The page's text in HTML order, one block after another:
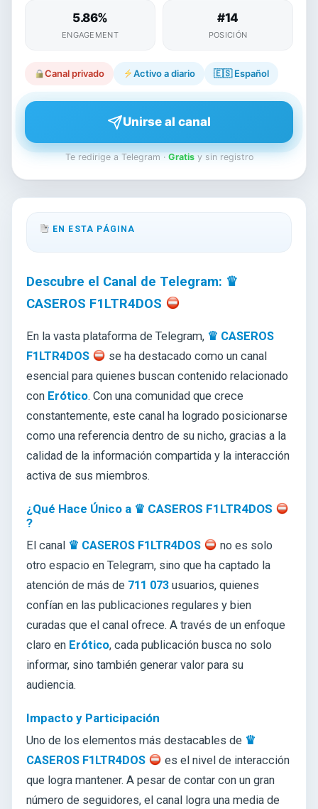
5.86%
ENGAGEMENT
#14
POSICIÓN
Canal privado Activo a diario 🇪🇸Español
Unirse al canal
Te redirige a Telegram · Gratisy sin registro
EN ESTA PÁGINA
Descubre el Canal de Telegram: ♛
CASEROS F1LTR4DOS
En la vasta plataforma de Telegram, ♛ CASEROS
F1LTR4DOS
se ha destacado como un canal
esencial para quienes buscan contenido relacionado
con Erótico. Con una comunidad que crece
constantemente, este canal ha logrado posicionarse
como una referencia dentro de su nicho, gracias a la
calidad de la información compartida y la interacción
activa de sus miembros.
¿Qué Hace Único a ♛ CASEROS F1LTR4DOS
?
El canal ♛ CASEROS F1LTR4DOS
no es solo
otro espacio en Telegram, sino que ha captado la
atención de más de 711 073 usuarios, quienes
confían en las publicaciones regulares y bien
curadas que el canal ofrece. A través de un enfoque
claro en Erótico, cada publicación busca no solo
informar, sino también generar valor para su
audiencia.
Impacto y Participación
Uno de los elementos más destacables de ♛
CASEROS F1LTR4DOS
es el nivel de interacción
que logra mantener. A pesar de contar con un gran
número de seguidores, el canal logra una media de